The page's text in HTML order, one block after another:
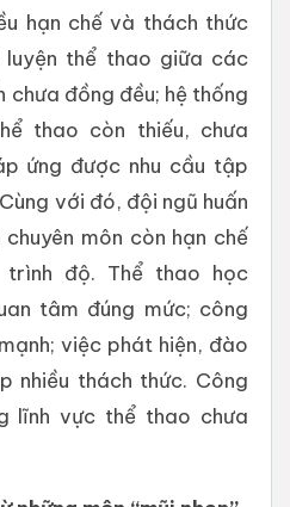
hạn chế và thách thức
thể thao giữa các
đồng đều; hệ thống
thao còn thiếu, chưa
ứng được nhu cầu tập
với đó, đội ngũ huấn
môn còn hạn chế
độ. Thể thao học
tâm đúng mức; công
việc phát hiện, đào
nhiều thách thức. Công
lĩnh vực thể thao chưa